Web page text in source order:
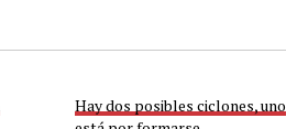
Hay dos posibles ciclones, uno